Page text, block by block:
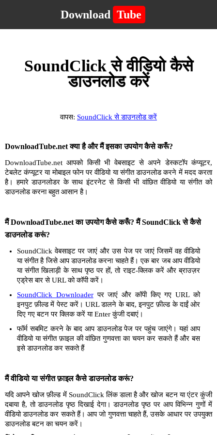
Download Tube
SoundClick से वीडियो कैसे
डाउनलोड करें
वापस: SoundClick से डाउनलोड करें
DownloadTube.net क्या है और मैं इसका उपयोग कैसे करूँ?
DownloadTube.net आपको किसी भी वेबसाइट से अपने डेस्कटॉप कंप्यूटर,
टेबलेट कंप्यूटर या मोबाइल फोन पर वीडियो या संगीत डाउनलोड करने में मदद करता
है। हमारे डाउनलोडर के साथ इंटरनेट से किसी भी वांछित वीडियो या संगीत को
डाउनलोड करना बहुत आसान है।
मैं DownloadTube.net का उपयोग कैसे करूँ? मैं SoundClick से कैसे
डाउनलोड करूं?
SoundClick वेबसाइट पर जाएं और उस पेज पर जाएं जिसमें वह वीडियो
या संगीत है जिसे आप डाउनलोड करना चाहते हैं। एक बार जब आप वीडियो
या संगीत खिलाड़ी के साथ पृष्ठ पर हों, तो राइट-क्लिक करें और ब्राउज़र
एड्रेस बार से URL को कॉपी करें।
SoundClick Downloaderपर जाएं और कॉपी किए गए URL को
इनपुट फ़ील्ड में पेस्ट करें। URL डालने के बाद, इनपुट फ़ील्ड के दाईं ओर
दिए गए बटन पर क्लिक करें या Enter कुंजी दबाएं।
फॉर्म सबमिट करने के बाद आप डाउनलोड पेज पर पहुंच जाएंगे। यहां आप
वीडियो या संगीत फ़ाइल की वांछित गुणवत्ता का चयन कर सकते हैं और बस
इसे डाउनलोड कर सकते हैं
मैं वीडियो या संगीत फ़ाइल कैसे डाउनलोड करूं?
यदि आपने खोज फ़ील्ड में SoundClick लिंक डाला है और खोज बटन या एंटर कुंजी
दबाया है, तो डाउनलोड पृष्ठ दिखाई देगा। डाउनलोड पृष्ठ पर आप विभिन्न गुणों में
वीडियो डाउनलोड कर सकते हैं। आप जो गुणवत्ता चाहते हैं, उसके आधार पर उपयुक्त
डाउनलोड बटन का चयन करें।